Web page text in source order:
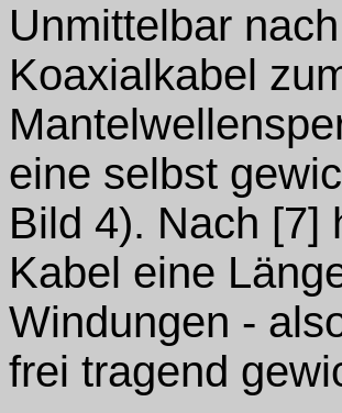
Unmittelbar
Koaxialkabel
eine selbst
Bild 4). Nach [7]
Kabel eine
Windungen -
frei tragend